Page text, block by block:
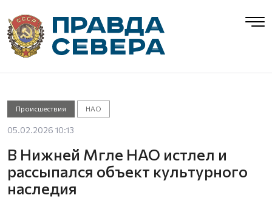
Происшествия НАО
05.02.2026 10:13
В Нижней Мгле НАО истлел и
рассыпался объект культурного
наследия